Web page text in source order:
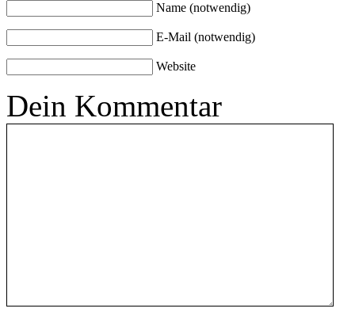
Name (notwendig)
E-Mail (notwendig)
Website
Dein Kommentar